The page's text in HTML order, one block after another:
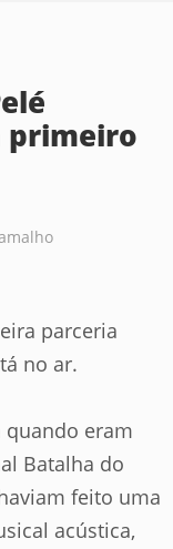
primeiro
parceria
no ar.
quando eram
Batalha do
feito uma
acústica,